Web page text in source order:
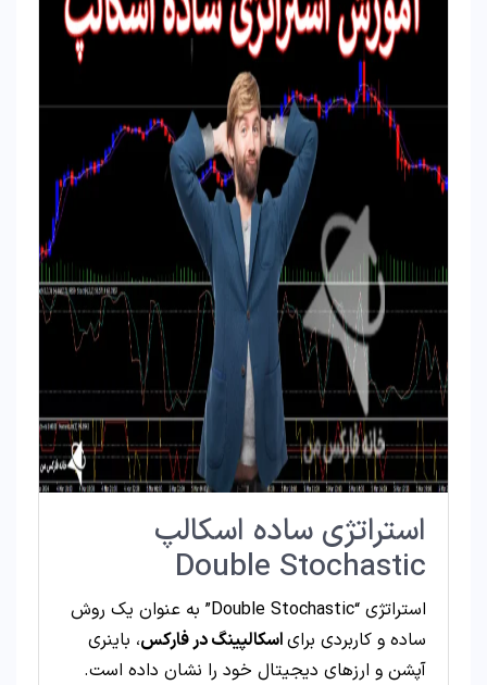
استراتژی ساده اسکالپ
Double Stochastic
استراتژی “Double Stochastic” به عنوان یک روش
ساده و کاربردی برایاسکالپینگ در فارکس، باینری
آپشن و ارزهای دیجیتال خود را نشان داده است.